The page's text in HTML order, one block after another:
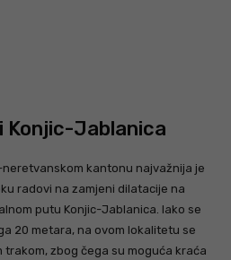
Konjic-Jablanica
kantonu najvažnija je
radovi na zamjeni dilatacije na
putu Konjic-Jablanica. Iako se
20 metara, na ovom lokalitetu se
zbog čega su moguća kraća